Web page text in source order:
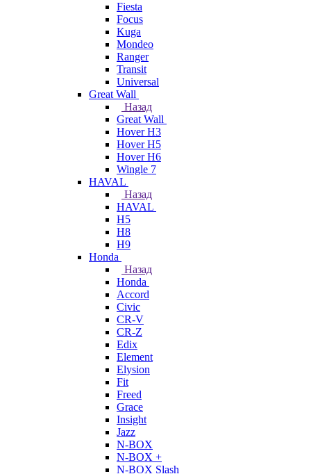
Fiesta
Focus
Kuga
Mondeo
Ranger
Transit
Universal
Great Wall
Назад
Great Wall
Hover H3
Hover H5
Hover H6
Wingle 7
HAVAL
Назад
HAVAL
H5
H8
H9
Honda
Назад
Honda
Accord
Civic
CR-V
CR-Z
Edix
Element
Elysion
Fit
Freed
Grace
Insight
Jazz
N-BOX
N-BOX +
N-BOX Slash